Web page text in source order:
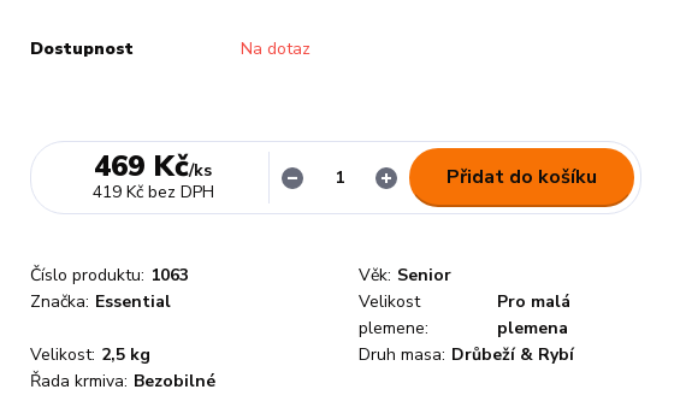
Dostupnost Na dotaz
469 Kč/ks
419 Kč bez DPH
Přidat do košíku
Číslo produktu: 1063 Věk: Senior
Značka: Essential
Velikost
plemene:
Pro malá
plemena
Velikost: 2,5 kg Druh masa: Drůbeží & Rybí
Řada krmiva: Bezobilné